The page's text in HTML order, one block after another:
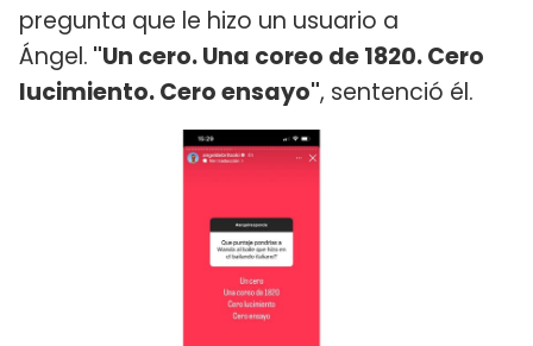
pregunta que le hizo un usuario a
Ángel. "Un cero. Una coreo de 1820. Cero
lucimiento. Cero ensayo", sentenció él.